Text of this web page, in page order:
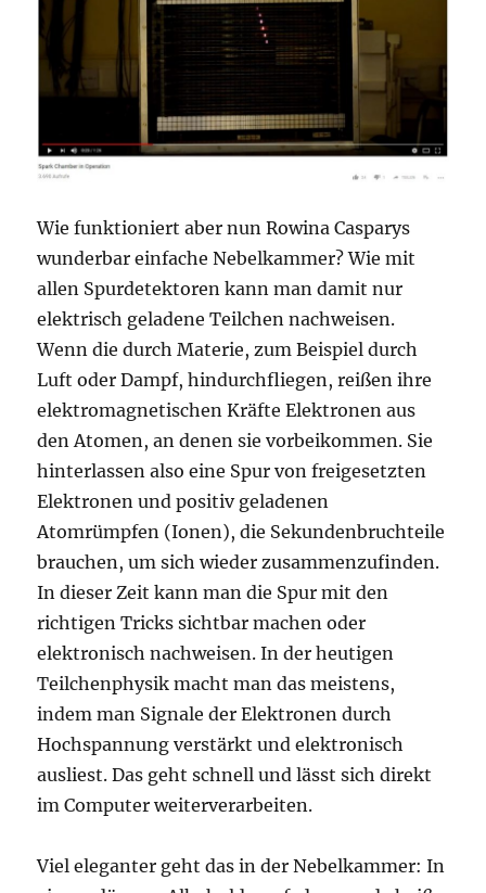
Wie funktioniert aber nun Rowina Casparys
wunderbar einfache Nebelkammer? Wie mit
allen Spurdetektoren kann man damit nur
elektrisch geladene Teilchen nachweisen.
Wenn die durch Materie, zum Beispiel durch
Luft oder Dampf, hindurchfliegen, reißen ihre
elektromagnetischen Kräfte Elektronen aus
den Atomen, an denen sie vorbeikommen. Sie
hinterlassen also eine Spur von freigesetzten
Elektronen und positiv geladenen
Atomrümpfen (Ionen), die Sekundenbruchteile
brauchen, um sich wieder zusammenzufinden.
In dieser Zeit kann man die Spur mit den
richtigen Tricks sichtbar machen oder
elektronisch nachweisen. In der heutigen
Teilchenphysik macht man das meistens,
indem man Signale der Elektronen durch
Hochspannung verstärkt und elektronisch
ausliest. Das geht schnell und lässt sich direkt
im Computer weiterverarbeiten.
Viel eleganter geht das in der Nebelkammer: In